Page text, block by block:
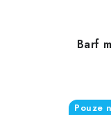
Barf
Pouze